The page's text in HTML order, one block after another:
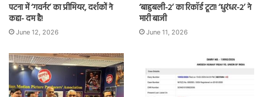
पटना में ‘गवर्नर’ का प्रीमियर, दर्शकों ने
कहा- दम है!
June 12, 2026
‘बाहुबली-2’ का रिकॉर्ड टूटा! ‘धुरंधर-2’ ने
मारी बाजी
June 11, 2026